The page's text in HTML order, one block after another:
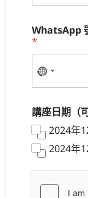
WhatsApp
*
講座日期（
2024年
2024年